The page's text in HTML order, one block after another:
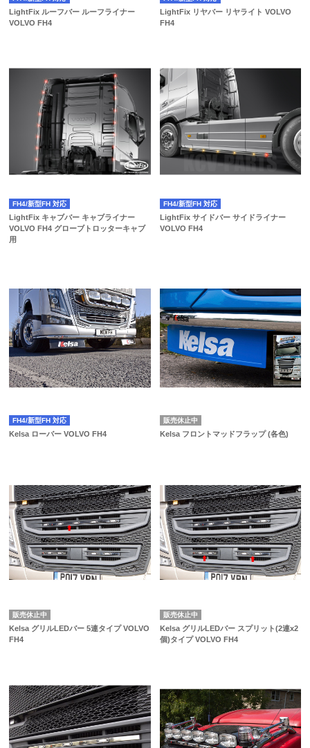
LightFix ルーフバー ルーフライナー
VOLVO FH4
LightFix リヤバー リヤライト VOLVO
FH4
FH4/新型FH 対応
LightFix キャブバー キャブライナー
VOLVO FH4 グローブトロッターキャブ
用
FH4/新型FH 対応
LightFix サイドバー サイドライナー
VOLVO FH4
FH4/新型FH 対応
Kelsa ローバー VOLVO FH4
販売休止中
Kelsa フロントマッドフラップ (各色)
販売休止中
Kelsa グリルLEDバー 5連タイプ VOLVO
FH4
販売休止中
Kelsa グリルLEDバー スプリット(2連x2
個)タイプ VOLVO FH4